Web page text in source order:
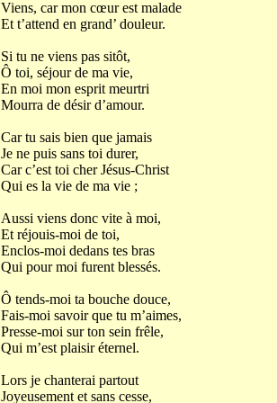
Viens, car mon cœur est malade
Et t’attend en grand’ douleur.
Si tu ne viens pas sitôt,
Ô toi, séjour de ma vie,
En moi mon esprit meurtri
Mourra de désir d’amour.
Car tu sais bien que jamais
Je ne puis sans toi durer,
Car c’est toi cher Jésus-Christ
Qui es la vie de ma vie ;
Aussi viens donc vite à moi,
Et réjouis-moi de toi,
Enclos-moi dedans tes bras
Qui pour moi furent blessés.
Ô tends-moi ta bouche douce,
Fais-moi savoir que tu m’aimes,
Presse-moi sur ton sein frêle,
Qui m’est plaisir éternel.
Lors je chanterai partout
Joyeusement et sans cesse,